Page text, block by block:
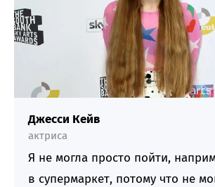
Джесси Кейв
актриса
Я не могла просто пойти,
в супермаркет, потому что не